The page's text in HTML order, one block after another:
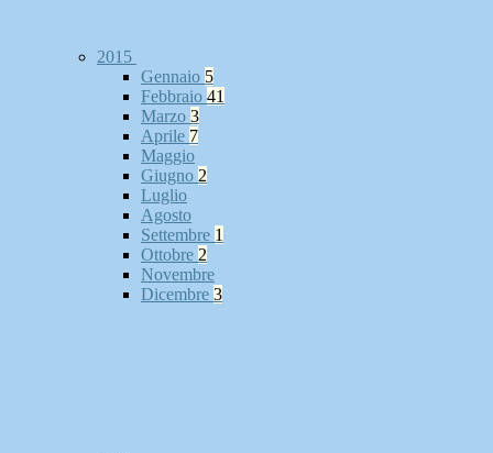
2015
Gennaio 5
Febbraio 41
Marzo 3
Aprile 7
Maggio
Giugno 2
Luglio
Agosto
Settembre 1
Ottobre 2
Novembre
Dicembre 3